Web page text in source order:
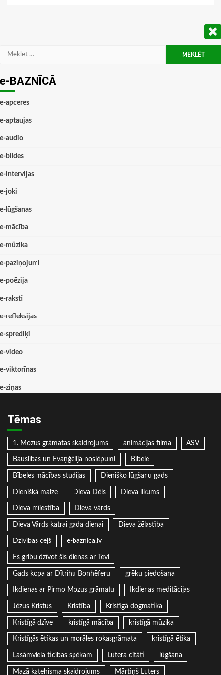
Meklēt:
e-BAZNĪCĀ
e-apceres
e-aptaujas
e-audio
e-bildes
e-intervijas
e-joki
e-lūgšanas
e-mācība
e-mūzika
e-paziņojumi
e-poēzija
e-raksti
e-refleksijas
e-sprediķi
e-video
e-viktorīnas
e-ziņas
Tēmas
1. Mozus grāmatas skaidrojums animācijas filma ASV
Bauslības un Evaņģēlija noslēpumi Bībele
Bībeles mācības studijas Dienišķo lūgšanu gads
Dienišķā maize Dieva Dēls Dieva likums
Dieva mīlestība Dieva vārds
Dieva Vārds katrai gada dienai Dieva žēlastība
Dzīvības ceļš e-baznica.lv
Es gribu dzīvot šīs dienas ar Tevi
Gads kopa ar Dītrihu Bonhēferu grēku piedošana
Ikdienas ar Pirmo Mozus grāmatu Ikdienas meditācijas
Jēzus Kristus Kristība Kristīgā dogmatika
Kristīgā dzīve kristīgā mācība kristīgā mūzika
Kristīgās ētikas un morāles rokasgrāmata kristīgā ētika
Lasāmviela ticības spēkam Lutera citāti lūgšana
Mazā katehisma skaidrojums Mārtiņš Luters